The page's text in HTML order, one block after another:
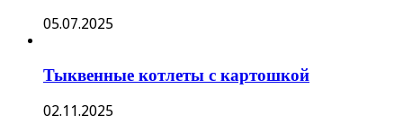
05.07.2025
Тыквенные котлеты с картошкой
02.11.2025